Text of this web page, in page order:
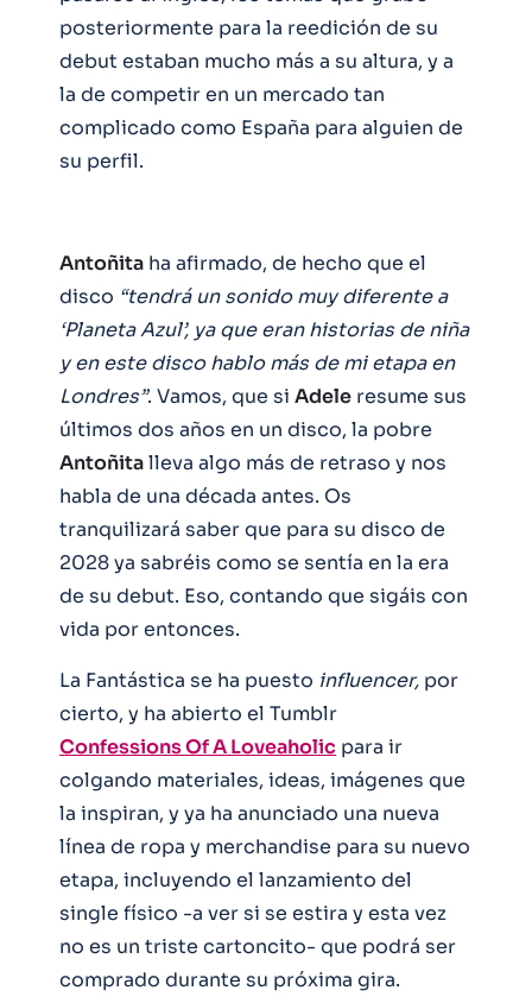
posteriormente para la reedición de su
debut estaban mucho más a su altura, y a
la de competir en un mercado tan
complicado como España para alguien de
su perfil.
Antoñita ha afirmado, de hecho que el
disco “tendrá un sonido muy diferente a
‘Planeta Azul’, ya que eran historias de niña
y en este disco hablo más de mi etapa en
Londres”. Vamos, que si Adele resume sus
últimos dos años en un disco, la pobre
Antoñitalleva algo más de retraso y nos
habla de una década antes. Os
tranquilizará saber que para su disco de
2028 ya sabréis como se sentía en la era
de su debut. Eso, contando que sigáis con
vida por entonces.
La Fantástica se ha puesto influencer, por
cierto, y ha abierto el Tumblr
Confessions Of A Loveaholic para ir
colgando materiales, ideas, imágenes que
la inspiran, y ya ha anunciado una nueva
línea de ropa y merchandise para su nuevo
etapa, incluyendo el lanzamiento del
single físico -a ver si se estira y esta vez
no es un triste cartoncito- que podrá ser
comprado durante su próxima gira.